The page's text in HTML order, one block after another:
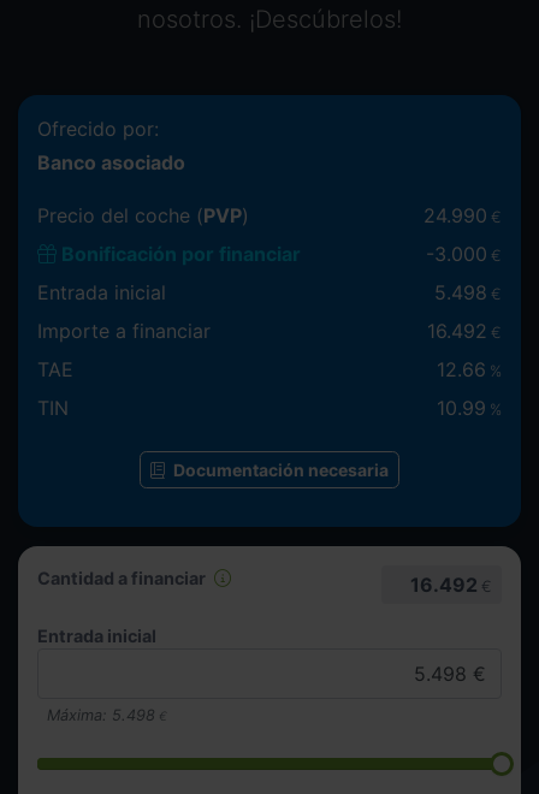
nosotros. ¡Descúbrelos!
Cantidad a financiar 16.492 €
Entrada inicial
Máxima: 5.498 €
Ofrecido por:
Banco asociado
Precio del coche (PVP) 24.990 €
Bonificación por financiar -3.000 €
Entrada inicial 5.498 €
Importe a financiar 16.492 €
TAE 12.66 %
TIN 10.99 %
Documentación necesaria